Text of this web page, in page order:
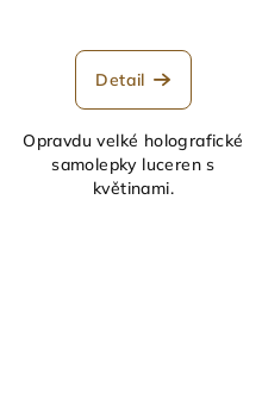
Detail
Opravdu velké holografické
samolepky luceren s
květinami.